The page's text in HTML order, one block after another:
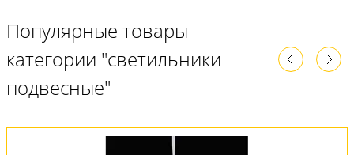
Популярные товары
категории "светильники
подвесные"